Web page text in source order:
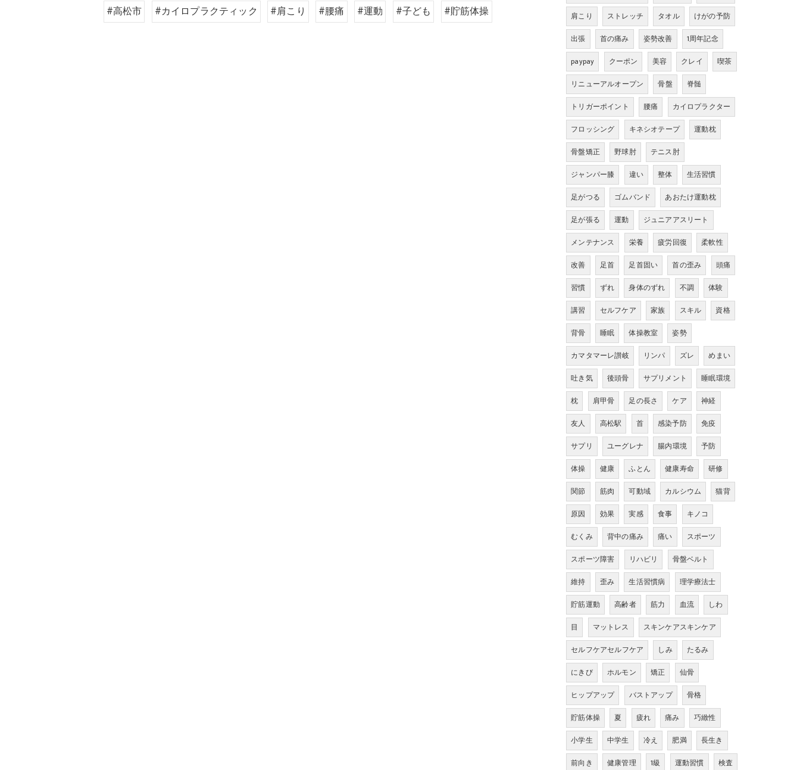
#高松市 #カイロプラクティック #肩こり #腰痛 #運動 #子ども #貯筋体操
肩こり
ストレッチ タオル
けがの予防
出張
首の痛み 姿勢改善
1周年記念
paypay
クーポン 美容 クレイ
喫茶
リニューアルオープン
骨盤
脊髄
トリガーポイント
腰痛
カイロプラクター
フロッシング
キネシオテープ
運動枕
骨盤矯正
野球肘
テニス肘
ジャンパー膝
違い 整体
生活習慣
足がつる
ゴムバンド
あおたけ運動枕
足が張る
運動
ジュニアアスリート
メンテナンス
栄養 疲労回復
柔軟性
改善
足首 足首固い 首の歪み
頭痛
習慣
ずれ 身体のずれ 不調
体験
講習
セルフケア 家族 スキル
資格
背骨
睡眠 体操教室
姿勢
カマタマーレ讃岐
リンパ ズレ
めまい
吐き気
後頭骨 サプリメント
睡眠環境
枕
肩甲骨 足の長さ ケア
神経
友人
高松駅 首 感染予防
免疫
サプリ
ユーグレナ 腸内環境
予防
体操
健康 ふとん 健康寿命
研修
関節
筋肉 可動域 カルシウム
猫背
原因
効果 実感 食事
キノコ
むくみ
背中の痛み 痛い
スポーツ
スポーツ障害
リハビリ
骨盤ベルト
維持
歪み 生活習慣病
理学療法士
貯筋運動
高齢者 筋力 血流
しわ
目
マットレス
スキンケアスキンケア
セルフケアセルフケア
しみ
たるみ
にきび
ホルモン 矯正
仙骨
ヒップアップ
バストアップ
骨格
貯筋体操
夏 疲れ 痛み
巧緻性
小学生
中学生 冷え 肥満
長生き
前向き
健康管理 1級 運動習慣 検査